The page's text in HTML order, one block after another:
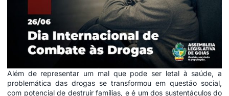
Além de representar um mal que pode ser letal à saúde, a
problemática das drogas se transformou em questão social,
com potencial de destruir famílias, e é um dos sustentáculos do